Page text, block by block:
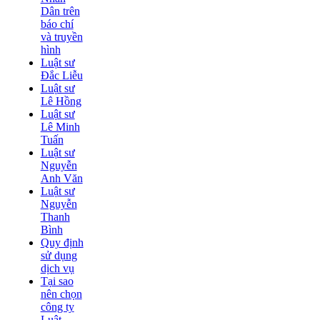
Dân trên
báo chí
và truyền
hình
Luật sư
Đắc Liễu
Luật sư
Lê Hồng
Luật sư
Lê Minh
Tuấn
Luật sư
Nguyễn
Anh Văn
Luật sư
Nguyễn
Thanh
Bình
Quy định
sử dụng
dịch vụ
Tại sao
nên chọn
công ty